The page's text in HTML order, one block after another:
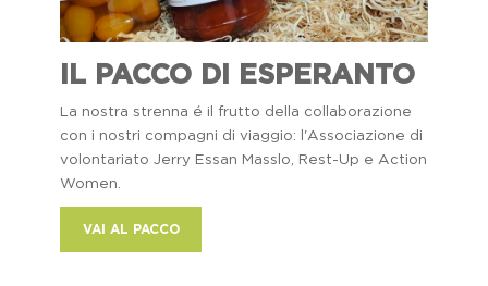
IL PACCO DI ESPERANTO
La nostra strenna é il frutto della collaborazione
con i nostri compagni di viaggio: l'Associazione di
volontariato Jerry Essan Masslo, Rest-Up e Action
Women.
VAI AL PACCO